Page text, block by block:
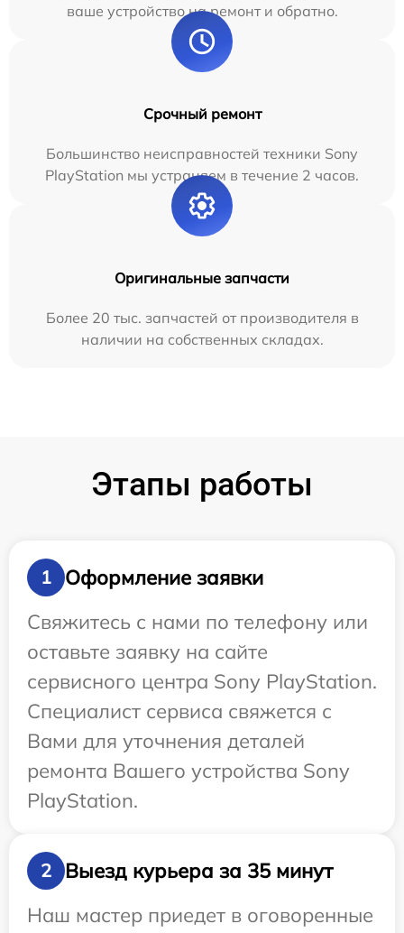
ваше устройство на ремонт и обратно.
Срочный ремонт
Большинство неисправностей техники Sony
PlayStation мы устраняем в течение 2 часов.
Оригинальные запчасти
Более 20 тыс. запчастей от производителя в
наличии на собственных складах.
Этапы работы
1
Оформление заявки
Свяжитесь с нами по телефону или
оставьте заявку на сайте
сервисного центра Sony PlayStation.
Специалист сервиса свяжется с
Вами для уточнения деталей
ремонта Вашего устройства Sony
PlayStation.
2
Выезд курьера за 35 минут
Наш мастер приедет в оговоренные